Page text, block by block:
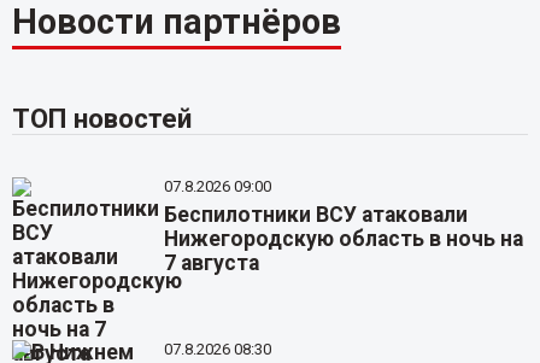
Новости партнёров
ТОП новостей
07.8.2026 09:00
Беспилотники ВСУ атаковали
Нижегородскую область в ночь на
7 августа
07.8.2026 08:30